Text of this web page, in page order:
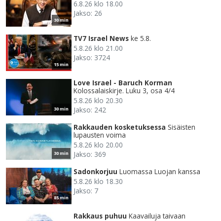
30 min
6.8.26 klo 18.00
Jakso: 26
15 min
TV7 Israel News ke 5.8.
5.8.26 klo 21.00
Jakso: 3724
30 min
Love Israel - Baruch Korman
Kolossalaiskirje. Luku 3, osa 4/4
5.8.26 klo 20.30
Jakso: 242
30 min
Rakkauden kosketuksessa Sisäisten
lupausten voima
5.8.26 klo 20.00
Jakso: 369
85 min
Sadonkorjuu Luomassa Luojan kanssa
5.8.26 klo 18.30
Jakso: 7
Rakkaus puhuu Kaavailuja taivaan